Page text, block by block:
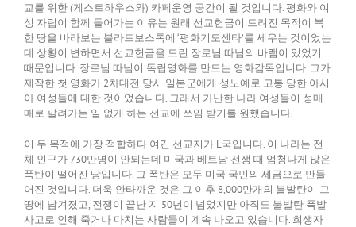
교를 위한 (게스트하우스와) 카페운영 공간이 될 것입니다. 평화와 여
성 자립이 함께 들어가는 이유는 원래 선교헌금이 드려진 목적이 북
한 땅을 바라보는 블라드보스톡에 ‘평화기도센타’를 세우는 것이었는
데 상황이 변하면서 선교헌금을 드린 장로님 따님의 바램이 있었기
때문입니다. 장로님 따님이 독립영화를 만드는 영화감독입니다. 그가
제작한 첫 영화가 2차대전 당시 일본군에게 성노예로 고통 당한 아시
아 여성들에 대한 것이었습니다. 그래서 가난한 나라 여성들이 성매
매로 팔려가는 일 없게 하는 선교에 쓰임 받기를 원했습니다.
이 두 목적에 가장 적합하다 여긴 선교지가 L국입니다. 이 나라는 전
체 인구가 730만명이 안되는데 미국과 베트남 전쟁 때 엄청나게 많은
폭탄이 떨어진 땅입니다. 그 폭탄은 모두 미국 국민의 세금으로 만들
어진 것입니다. 더욱 안타까운 것은 그 이후 8,000만개의 불발탄이 그
땅에 남겨졌고, 전쟁이 끝난 지 50년이 넘었지만 아직도 불발탄 폭발
사고로 인해 죽거나 다치는 사람들이 계속 나오고 있습니다. 희생자